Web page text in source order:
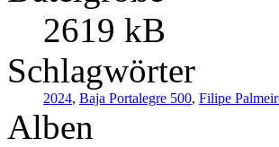
2619 kB
Schlagwörter
2024, Baja Portalegre 500, Filipe
Alben